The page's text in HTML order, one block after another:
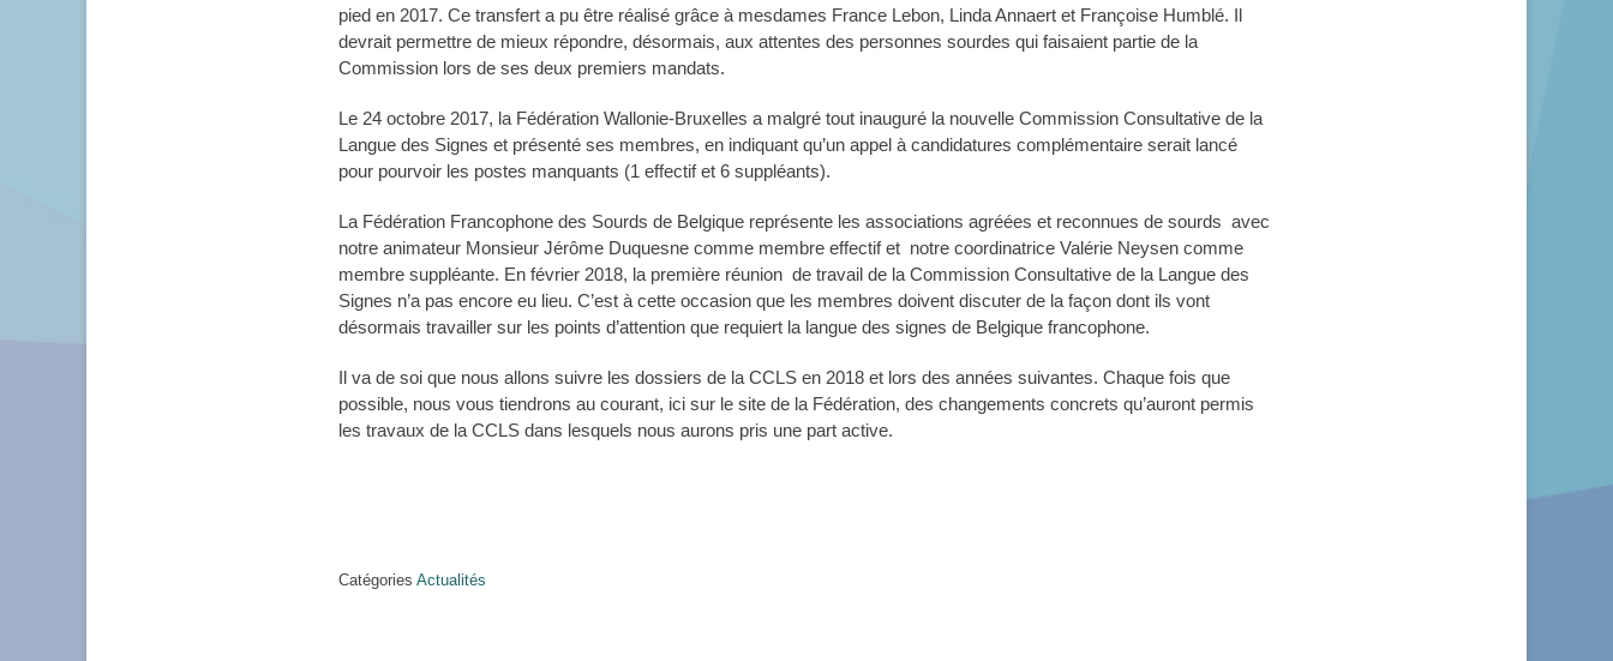
pied en 2017. Ce transfert a pu être réalisé grâce à mesdames France Lebon, Linda Annaert et Françoise Humblé. Il
devrait permettre de mieux répondre, désormais, aux attentes des personnes sourdes qui faisaient partie de la
Commission lors de ses deux premiers mandats.
Le 24 octobre 2017, la Fédération Wallonie-Bruxelles a malgré tout inauguré la nouvelle Commission Consultative de la
Langue des Signes et présenté ses membres, en indiquant qu’un appel à candidatures complémentaire serait lancé
pour pourvoir les postes manquants (1 effectif et 6 suppléants).
La Fédération Francophone des Sourds de Belgique représente les associations agréées et reconnues de sourds avec
notre animateur Monsieur Jérôme Duquesne comme membre effectif et notre coordinatrice Valérie Neysen comme
membre suppléante. En février 2018, la première réunion de travail de la Commission Consultative de la Langue des
Signes n’a pas encore eu lieu. C’est à cette occasion que les membres doivent discuter de la façon dont ils vont
désormais travailler sur les points d’attention que requiert la langue des signes de Belgique francophone.
Il va de soi que nous allons suivre les dossiers de la CCLS en 2018 et lors des années suivantes. Chaque fois que
possible, nous vous tiendrons au courant, ici sur le site de la Fédération, des changements concrets qu’auront permis
les travaux de la CCLS dans lesquels nous aurons pris une part active.
Catégories Actualités